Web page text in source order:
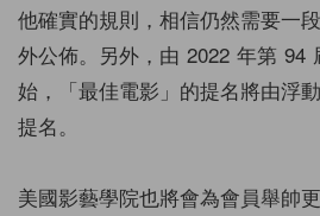
他確實的規則，相信仍然需要一
外公佈。另外，由 2022 年第 94
始，「最佳電影」的提名將由浮
提名。
美國影藝學院也將會為會員舉帥